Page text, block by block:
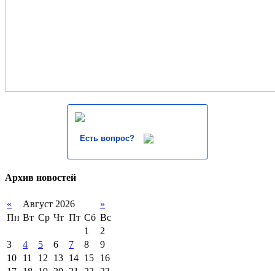
Есть вопрос?
Архив новостей
« Август 2026
»
Пн Вт Ср Чт Пт Сб Вс
1
2
3
4 5 6 7 8
9
10
11 12 13 14 15
16